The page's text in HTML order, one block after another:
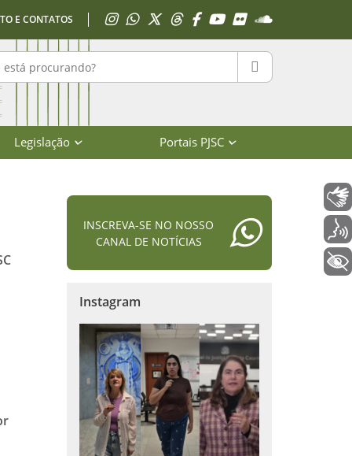
E CONTATOS Acessar Instagram
Acessar WhatsApp
Acessar XAcessar Threads
Acessar Facebook
Acessar YouTube
Acessar Flickr
Acessar
no portal PESQUISAR
Legislação Portais PJSC
INSCREVA-SE NO NOSSO
CANAL DE NOTÍCIAS
Instagram
Libras
+ Acessibilidade